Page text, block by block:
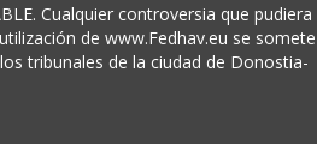
Cualquier controversia que pudiera
de www.Fedhav.eu se somete
tribunales de la ciudad de Donostia-